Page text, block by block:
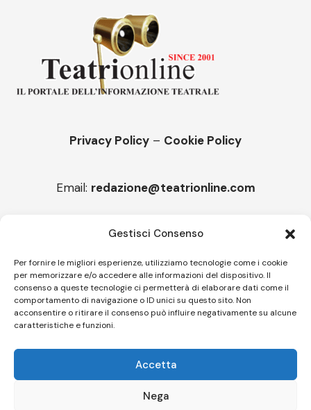
Gestisci Consenso
Per fornire le migliori esperienze, utilizziamo tecnologie come i cookie
per memorizzare e/o accedere alle informazioni del dispositivo. Il
consenso a queste tecnologie ci permetterà di elaborare dati come il
comportamento di navigazione o ID unici su questo sito. Non
acconsentire o ritirare il consenso può influire negativamente su alcune
caratteristiche e funzioni.
Accetta
Nega
Privacy Policy – Cookie Policy
Email: redazione@teatrionline.com
“Color fest” torna in Calabria
Firenze - SEO BY SIMONE ROMPIETTI SR WEB